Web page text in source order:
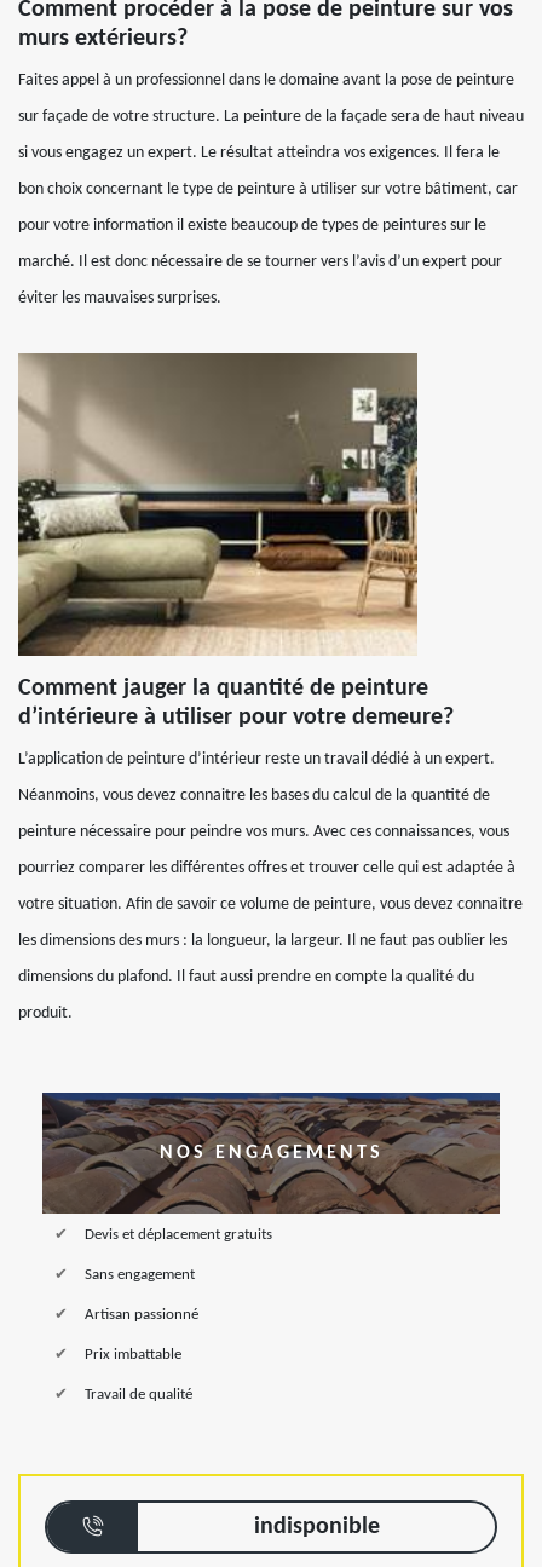
Comment procéder à la pose de peinture sur vos
murs extérieurs?
Faites appel à un professionnel dans le domaine avant la pose de peinture
sur façade de votre structure. La peinture de la façade sera de haut niveau
si vous engagez un expert. Le résultat atteindra vos exigences. Il fera le
bon choix concernant le type de peinture à utiliser sur votre bâtiment, car
pour votre information il existe beaucoup de types de peintures sur le
marché. Il est donc nécessaire de se tourner vers l’avis d’un expert pour
éviter les mauvaises surprises.
Comment jauger la quantité de peinture
d’intérieure à utiliser pour votre demeure?
L’application de peinture d’intérieur reste un travail dédié à un expert.
Néanmoins, vous devez connaitre les bases du calcul de la quantité de
peinture nécessaire pour peindre vos murs. Avec ces connaissances, vous
pourriez comparer les différentes offres et trouver celle qui est adaptée à
votre situation. Afin de savoir ce volume de peinture, vous devez connaitre
les dimensions des murs : la longueur, la largeur. Il ne faut pas oublier les
dimensions du plafond. Il faut aussi prendre en compte la qualité du
produit.
NOS ENGAGEMENTS
Devis et déplacement gratuits
Sans engagement
Artisan passionné
Prix imbattable
Travail de qualité
indisponible